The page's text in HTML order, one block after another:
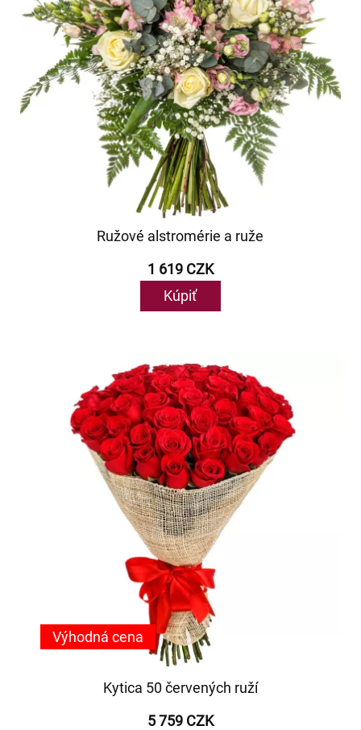
Ružové alstromérie a ruže
1 619 CZK
Kúpiť
Kytica 50 červených ruží
5 759 CZK
Výhodná cena